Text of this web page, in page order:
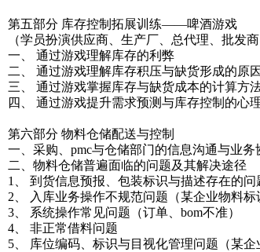
第五部分 库存控制拓展训练——啤酒游戏
（学员扮演供应商、生产厂、总代理、批发
一、 通过游戏理解库存的利弊
二、 通过游戏理解库存积压与缺货形成的原
三、 通过游戏掌握库存与缺货成本的计算方
四、 通过游戏提升需求预测与库存控制的心
第六部分 物料仓储配送与控制
一、采购、pmc与仓储部门的信息沟通与业务
二、物料仓储普遍面临的问题及其解决途径
1、 到货信息预报、包装标识与描述存在的问
2、 入库业务操作不规范问题（某企业物料标
3、 系统操作常见问题（订单、bom不准）
4、 非正常借料问题
5、 库位编码、标识与目视化管理问题（某